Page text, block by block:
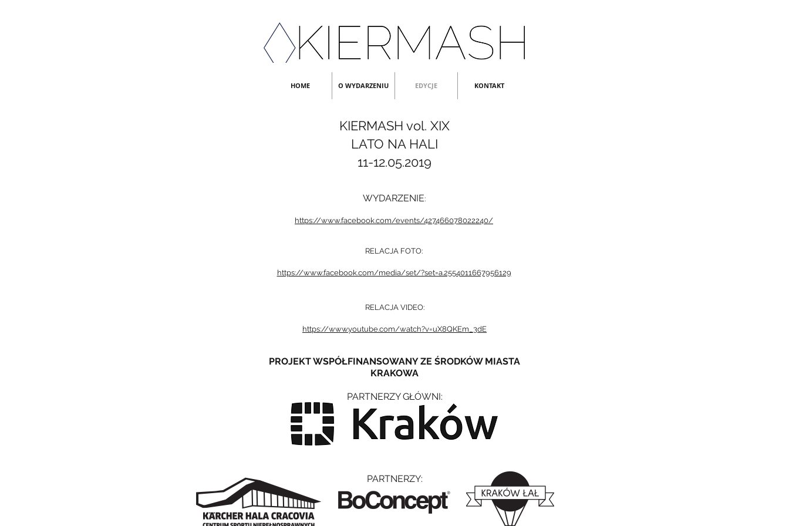
HOME O WYDARZENIU EDYCJE KONTAKT
KIERMASH vol. XIX
LATO NA HALI
11-12.05.2019
WYDARZENIE:
https://www.facebook.com/events/427466078022240/
RELACJA FOTO:
https://www.facebook.com/media/set/?set=a.2554011667956129
RELACJA VIDEO:
https://www.youtube.com/watch?v=uX8QKEm_3dE
PROJEKT WSPÓŁFINANSOWANY ZE ŚRODKÓW MIASTA
KRAKOWA
PARTNERZY GŁÓWNI:
PARTNERZY: